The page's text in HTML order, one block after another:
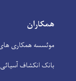
همکاران
موئسسه همکاری
بانک انکشاف آسیائی